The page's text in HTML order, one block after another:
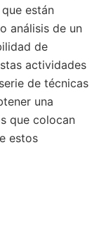
están
análisis de un
de
actividades
de técnicas
una
que colocan
estos